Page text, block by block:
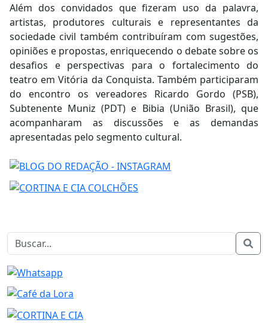
Além dos convidados que fizeram uso da palavra,
artistas, produtores culturais e representantes da
sociedade civil também contribuíram com sugestões,
opiniões e propostas, enriquecendo o debate sobre os
desafios e perspectivas para o fortalecimento do
teatro em Vitória da Conquista. Também participaram
do encontro os vereadores Ricardo Gordo (PSB),
Subtenente Muniz (PDT) e Bibia (União Brasil), que
acompanharam as discussões e as demandas
apresentadas pelo segmento cultural.